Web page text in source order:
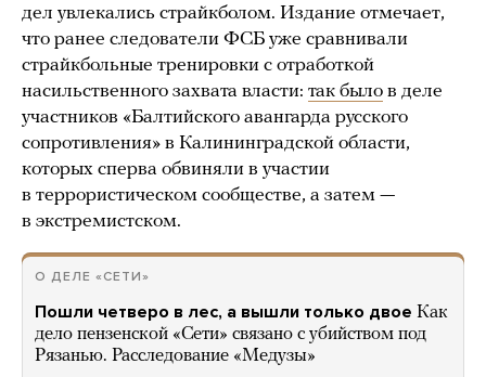
дел увлекались страйкболом. Издание отмечает,
что ранее следователи ФСБ уже сравнивали
страйкбольные тренировки с отработкой
насильственного захвата власти: так было в деле
участников «Балтийского авангарда русского
сопротивления» в Калининградской области,
которых сперва обвиняли в участии
в террористическом сообществе, а затем —
в экстремистском.
О ДЕЛЕ «СЕТИ»
Пошли четверо в лес, а вышли только двое Как
дело пензенской «Сети» связано с убийством под
Рязанью. Расследование «Медузы»